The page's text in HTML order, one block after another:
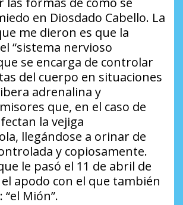
en Diosdado Cabello. La
me dieron es que la
“sistema nervioso
se encarga de controlar
del cuerpo en situaciones
adrenalina y
que, en el caso de
la vejiga
llegándose a orinar de
y copiosamente.
le pasó el 11 de abril de
el apodo con el que también
Mión”.